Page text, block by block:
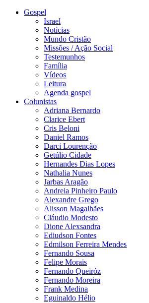
Gospel
Israel
Notícias
Mundo Cristão
Missões / Ação Social
Testemunhos
Família
Vídeos
Leitura
Agenda gospel
Colunistas
Adriana Bernardo
Clarice Ebert
Cris Beloni
Daniel Ramos
Darci Lourenção
Getúlio Cidade
Hernandes Dias Lopes
Nathalia Nunes
Jarbas Aragão
Andreia Pinheiro Paulo
Alexandre Grego
Alisson Magalhães
Cláudio Modesto
Dione Alexsandra
Ediudson Fontes
Edmilson Ferreira Mendes
Fernando Sousa
Felipe Morais
Fernando Queiróz
Fernando Moreira
Frank Medina
Eguinaldo Hélio